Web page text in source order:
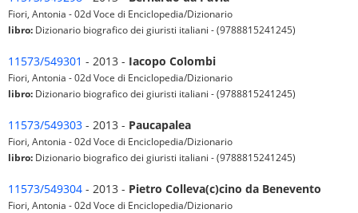
Fiori, Antonia - 02d Voce di Enciclopedia/Dizionario
libro: Dizionario biografico dei giuristi italiani - (9788815241245)
11573/549301 - 2013 - Iacopo Colombi
Fiori, Antonia - 02d Voce di Enciclopedia/Dizionario
libro: Dizionario biografico dei giuristi italiani - (9788815241245)
11573/549303 - 2013 - Paucapalea
Fiori, Antonia - 02d Voce di Enciclopedia/Dizionario
libro: Dizionario biografico dei giuristi italiani - (9788815241245)
11573/549304 - 2013 - Pietro Colleva(c)cino da Benevento
Fiori, Antonia - 02d Voce di Enciclopedia/Dizionario